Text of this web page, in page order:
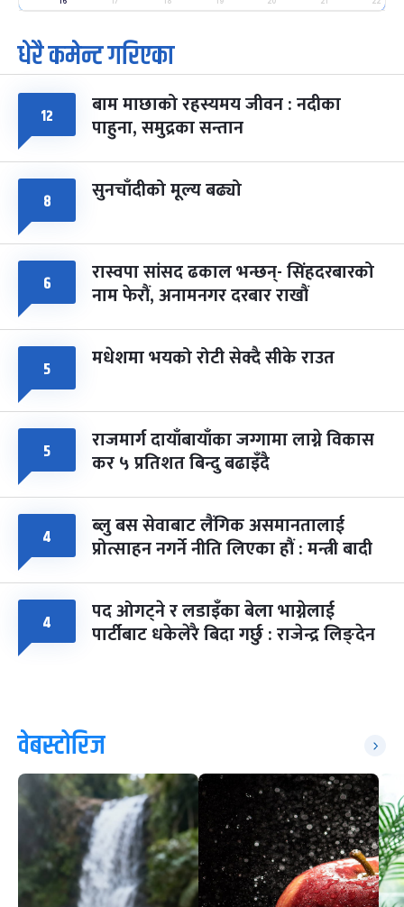
७
आइत
पूर्णिमा व्रत
चैत्र ७, २०८३-Mar 21, 2027
८ फागुपूर्णिमा
चैत्र ८, २०८३-Mar 22, 2027
७ महिना बाँकी
धेरै कमेन्ट गरिएका
१२ बाम माछाको रहस्यमय जीवन : नदीका
पाहुना, समुद्रका सन्तान
८ सुनचाँदीको मूल्य बढ्यो
६ रास्वपा सांसद ढकाल भन्छन्- सिंहदरबारको
नाम फेरौं, अनामनगर दरबार राखौं
५ मधेशमा भयको रोटी सेक्दै सीके राउत
५ राजमार्ग दायाँबायाँका जग्गामा लाग्ने विकास
कर ५ प्रतिशत बिन्दु बढाइँदै
४ ब्लु बस सेवाबाट लैंगिक असमानतालाई
प्रोत्साहन नगर्ने नीति लिएका हौं : मन्त्री बादी
४ पद ओगट्ने र लडाइँका बेला भाग्नेलाई
पार्टीबाट धकेलेरै बिदा गर्छु : राजेन्द्र लिङ्देन
वेबस्टोरिज